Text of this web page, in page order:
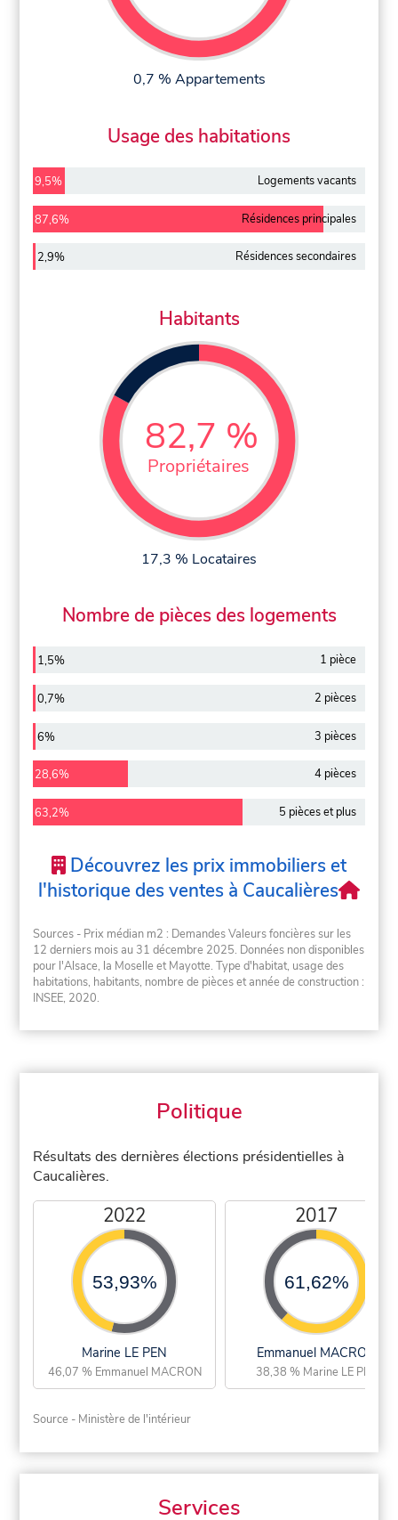
0,7 % Appartements
Usage des habitations
9,5% Logements vacants
87,6% Résidences principales
2,9% Résidences secondaires
Habitants
82,7 %
Propriétaires
17,3 % Locataires
Nombre de pièces des logements
1,5% 1 pièce
0,7% 2 pièces
6% 3 pièces
28,6% 4 pièces
63,2% 5 pièces et plus
Découvrez les prix immobiliers et
l'historique des ventes à Caucalières
Sources - Prix médian m2 : Demandes Valeurs foncières sur les
12 derniers mois au 31 décembre 2025. Données non disponibles
pour l'Alsace, la Moselle et Mayotte. Type d'habitat, usage des
habitations, habitants, nombre de pièces et année de construction :
INSEE, 2020.
Politique
Résultats des dernières élections présidentielles à
Caucalières.
2022
53,93%
Marine LE PEN
46,07 % Emmanuel MACRON
2017
61,62%
Emmanuel MACRON
38,38 % Marine LE PEN
Source - Ministère de l'intérieur
Services